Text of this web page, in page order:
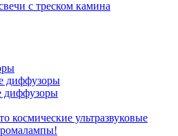
диффузоры
диффузоры